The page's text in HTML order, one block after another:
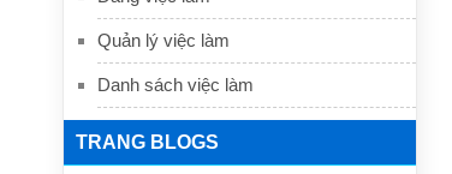
Quản lý việc làm
Danh sách việc làm
TRANG BLOGS